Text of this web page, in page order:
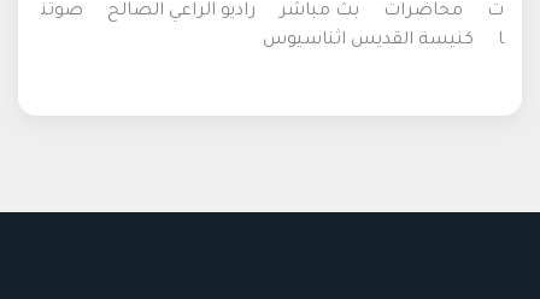
ت
محاضرات بث مباشر راديو الراعي الصالح
صوتن
ا
كنيسة القديس اثناسيوس